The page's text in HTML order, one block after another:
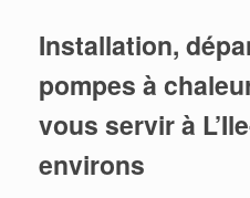
Installation,
pompes à
vous servir à
environs